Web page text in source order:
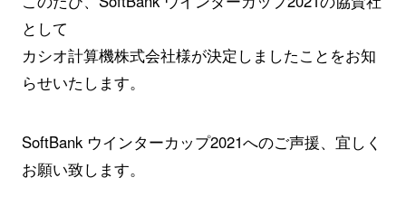
として
カシオ計算機株式会社様が決定しましたことをお知
らせいたします。
SoftBank ウインターカップ2021へのご声援、宜しく
お願い致します。